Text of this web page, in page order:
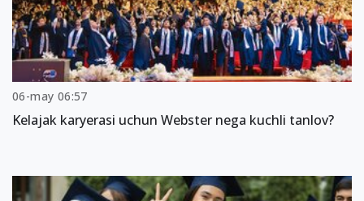
06-may 06:57
Kelajak karyerasi uchun Webster nega kuchli tanlov?